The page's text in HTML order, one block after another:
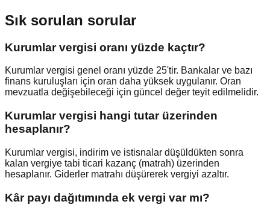
Sık sorulan sorular
Kurumlar vergisi oranı yüzde kaçtır?
Kurumlar vergisi genel oranı yüzde 25'tir. Bankalar ve bazı
finans kuruluşları için oran daha yüksek uygulanır. Oran
mevzuatla değişebileceği için güncel değer teyit edilmelidir.
Kurumlar vergisi hangi tutar üzerinden
hesaplanır?
Kurumlar vergisi, indirim ve istisnalar düşüldükten sonra
kalan vergiye tabi ticari kazanç (matrah) üzerinden
hesaplanır. Giderler matrahı düşürerek vergiyi azaltır.
Kâr payı dağıtımında ek vergi var mı?